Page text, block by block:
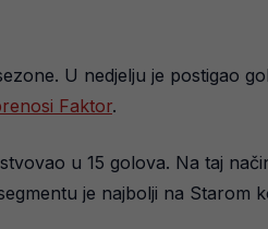
U nedjelju je postigao
Faktor.
u 15 golova. Na taj
je najbolji na Starom